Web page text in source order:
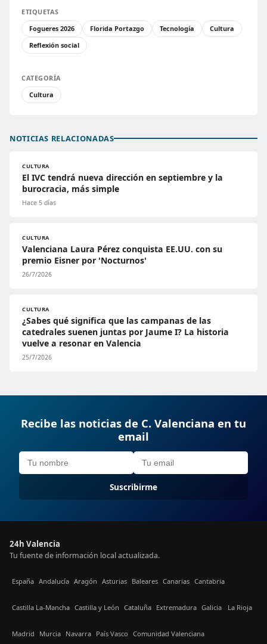
ETIQUETAS
Fogueres 2026
Florida Portazgo Tecnología
Cultura
Reflexión social
CATEGORÍA
Cultura
NOTICIAS RELACIONADAS
CULTURA
El IVC tendrá nueva dirección en septiembre y la
burocracia, más simple
Hace 5 días
CULTURA
Valenciana Laura Pérez conquista EE.UU. con su
premio Eisner por 'Nocturnos'
26/7/2026
CULTURA
¿Sabes qué significa que las campanas de las
catedrales suenen juntas por Jaume I? La historia
vuelve a resonar en Valencia
25/7/2026
Recibe las noticias de C. Valenciana en tu
email
Suscribirme
24h Valencia
Tu fuente de información local actualizada.
España Andalucía Aragón Asturias Baleares Canarias Cantabria
Castilla La-Mancha Castilla y León Cataluña Extremadura Galicia La Rioja
Madrid Murcia Navarra País Vasco Comunidad Valenciana